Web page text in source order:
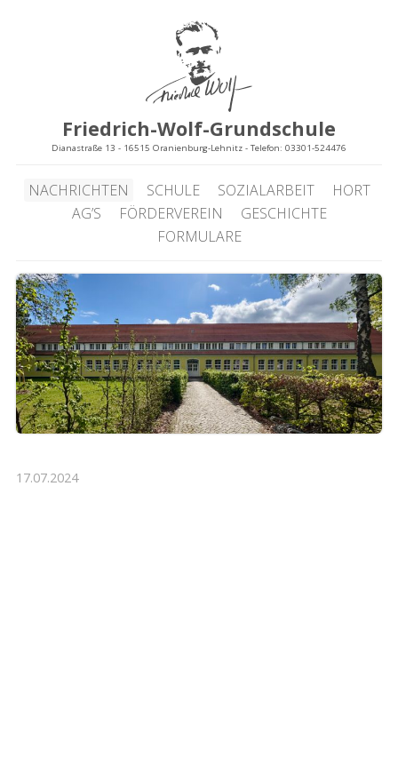
Friedrich-Wolf-Grundschule
Dianastraße 13 - 16515 Oranienburg-Lehnitz - Telefon: 03301-524476
NACHRICHTEN SCHULE SOZIALARBEIT
HORT
AG’S
FÖRDERVEREIN
GESCHICHTE
FORMULARE
17.07.2024